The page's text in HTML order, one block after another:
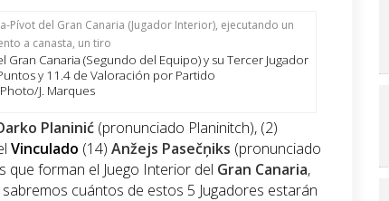
Canaria (Segundo del Equipo) y su Tercer Jugador
y 11.4 de Valoración por Partido
J. Marques
Planinić (pronunciado Planinitch), (2)
Vinculado (14) Anžejs Pasečņiks (pronunciado
que forman el Juego Interior del Gran Canaria,
cuántos de estos 5 Jugadores estarán